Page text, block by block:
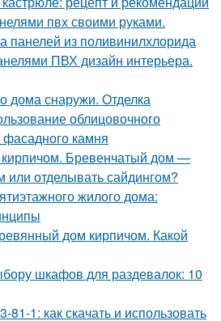
пвх своими руками.
панелей из поливинилхлорида
ПВХ дизайн интерьера.
дома снаружи. Отделка
облицовочного
фасадного камня
кирпичом. Бревенчатый дом —
или отделывать сайдингом?
жилого дома:
дом кирпичом. Какой
шкафов для раздевалок: 10
81-1: как скачать и использовать